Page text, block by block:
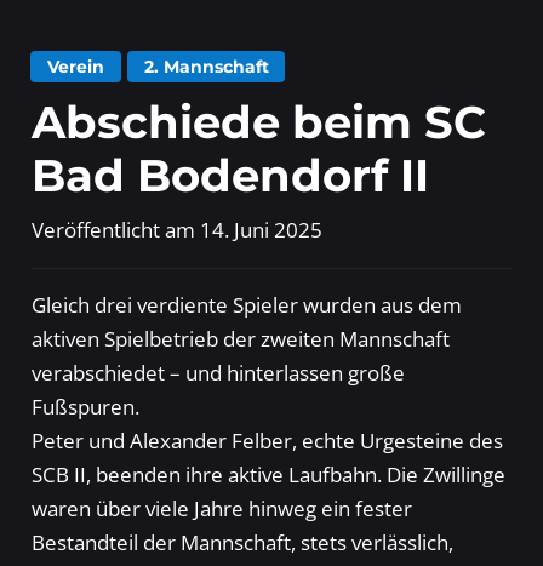
Verein 2. Mannschaft
Abschiede beim SC
Bad Bodendorf II
Veröffentlicht am 14. Juni 2025
Gleich drei verdiente Spieler wurden aus dem
aktiven Spielbetrieb der zweiten Mannschaft
verabschiedet – und hinterlassen große
Fußspuren.
Peter und Alexander Felber, echte Urgesteine des
SCB II, beenden ihre aktive Laufbahn. Die Zwillinge
waren über viele Jahre hinweg ein fester
Bestandteil der Mannschaft, stets verlässlich,